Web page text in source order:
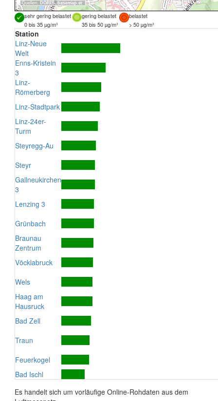
Quellen: DORIS, basemap.at
sehr gering belastet gering belastet
belastet
0 bis 35 µg/m³
35 bis 50 µg/m³ > 50 µg/m³
Station
Linz-Neue
Welt
Enns-Kristein
3
Linz-
Römerberg
Linz-Stadtpark
Linz-24er-
Turm
Steyregg-Au
Steyr
Gallneukirchen
3
Lenzing 3
Grünbach
Braunau
Zentrum
Vöcklabruck
Wels
Haag am
Hausruck
Bad Zell
Traun
Feuerkogel
Bad Ischl
Es handelt sich um vorläufige Online-Rohdaten aus dem